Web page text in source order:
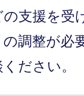
支援を受
調整が必
ださい。